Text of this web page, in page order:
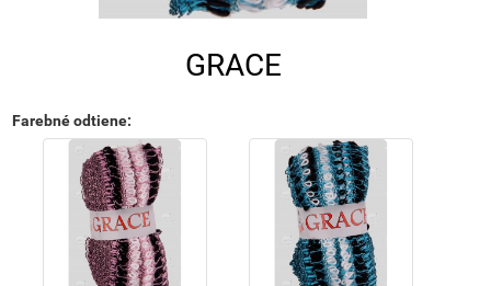
GRACE
Farebné odtiene: